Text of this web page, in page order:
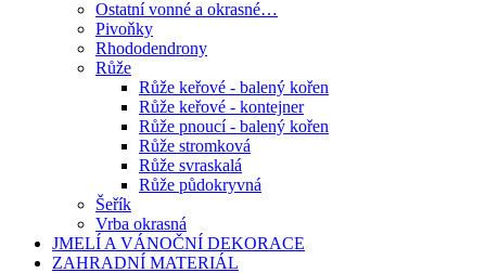
Ostatní vonné a okrasné…
Pivoňky
Rhododendrony
Růže
Růže keřové - balený kořen
Růže keřové - kontejner
Růže pnoucí - balený kořen
Růže stromková
Růže svraskalá
Růže půdokryvná
Šeřík
Vrba okrasná
JMELÍ A VÁNOČNÍ DEKORACE
ZAHRADNÍ MATERIÁL